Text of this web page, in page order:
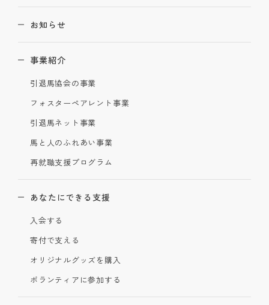
お知らせ
事業紹介
引退馬協会の事業
フォスターペアレント事業
引退馬ネット事業
馬と人のふれあい事業
再就職支援プログラム
あなたにできる支援
入会する
寄付で支える
オリジナルグッズを購入
ボランティアに参加する